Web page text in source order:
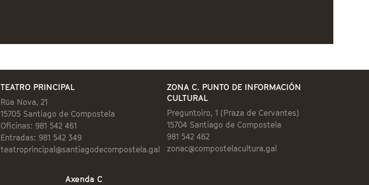
TEATRO PRINCIPAL
Rúa Nova, 21
15705 Santiago de Compostela
Oficinas: 981 542 461
Entradas: 981 542 349
teatroprincipal@santiagodecompostela.gal
ZONA C. PUNTO DE INFORMACIÓN
CULTURAL
Preguntoiro, 1 (Praza de Cervantes)
15704 Santiago de Compostela
981 542 462
zonac@compostelacultura.gal
Axenda C